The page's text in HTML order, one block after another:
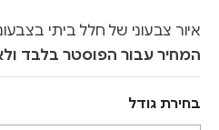
איור צבעוני של חלל ביתי
המחיר עבור הפוסטר בלבד
בחירת גודל